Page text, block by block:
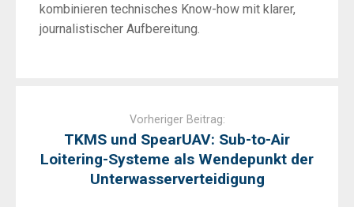
kombinieren technisches Know-how mit klarer,
journalistischer Aufbereitung.
Vorheriger Beitrag:
TKMS und SpearUAV: Sub-to-Air
Loitering-Systeme als Wendepunkt der
Unterwasserverteidigung